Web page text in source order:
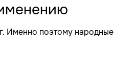
Именно поэтому